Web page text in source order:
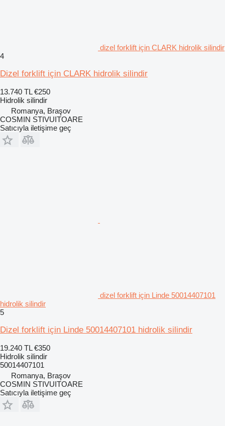
dizel forklift için CLARK hidrolik silindir
4
Dizel forklift için CLARK hidrolik silindir
13.740 TL €250
Hidrolik silindir
Romanya, Braşov
COSMIN STIVUITOARE
Satıcıyla iletişime geç
dizel forklift için Linde 50014407101
hidrolik silindir
5
Dizel forklift için Linde 50014407101 hidrolik silindir
19.240 TL €350
Hidrolik silindir
50014407101
Romanya, Braşov
COSMIN STIVUITOARE
Satıcıyla iletişime geç